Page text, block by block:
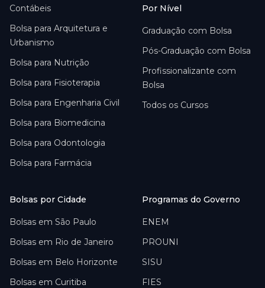
Contábeis
Bolsa para Arquitetura e
Urbanismo
Bolsa para Nutrição
Bolsa para Fisioterapia
Bolsa para Engenharia Civil
Bolsa para Biomedicina
Bolsa para Odontologia
Bolsa para Farmácia
Por Nível
Graduação com Bolsa
Pós-Graduação com Bolsa
Profissionalizante com
Bolsa
Todos os Cursos
Bolsas por Cidade
Bolsas em São Paulo
Bolsas em Rio de Janeiro
Bolsas em Belo Horizonte
Bolsas em Curitiba
Programas do Governo
ENEM
PROUNI
SISU
FIES